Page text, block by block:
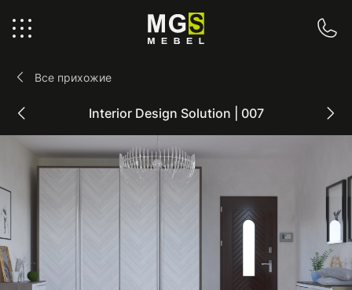
Все прихожие
Предыдущий интерьерInterior Design Solution | 007